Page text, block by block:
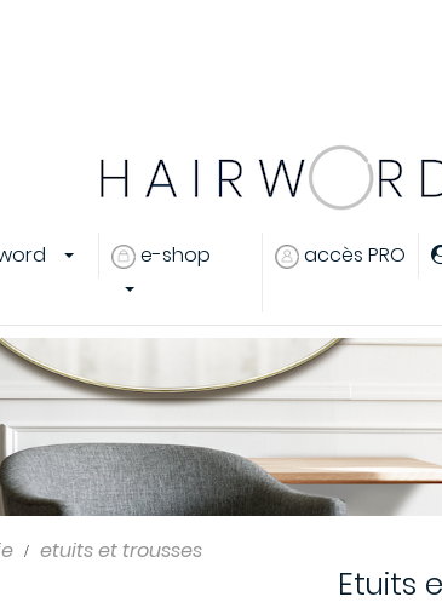
e-shop
cheveux
accès PRO
etuits et trousses
Etuits